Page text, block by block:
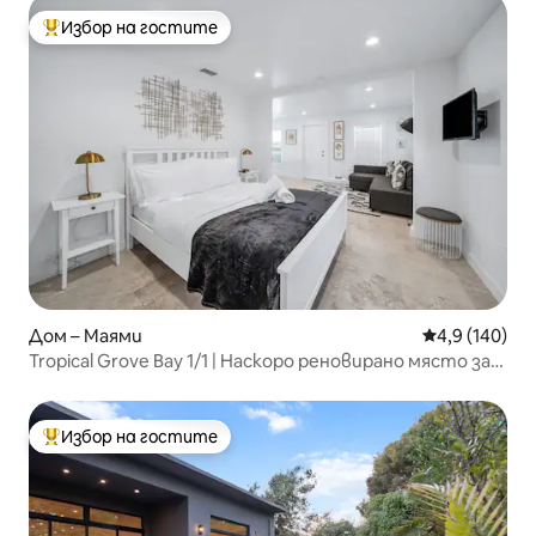
Най-популярен избор на гостите
Избор на гостите
Дом – Маями Средна
4,9 (140)
Tropical Grove Bay 1/1 | Наскоро реновирано място за
Най-популярен избор на гостите
Избор на гостите